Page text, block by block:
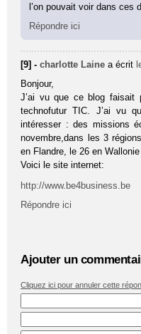
l’on pouvait voir dans ces
Répondre ici
[9] -charlotte Laine a écrit
Bonjour,
J’ai vu que ce blog faisait
technofutur TIC. J’ai vu
intéresser : des missions
novembre,dans les 3
en Flandre, le 26 en
Voici le site internet:
http://www.be4business.be
Répondre ici
Ajouter un
Cliquez ici pour annuler cette